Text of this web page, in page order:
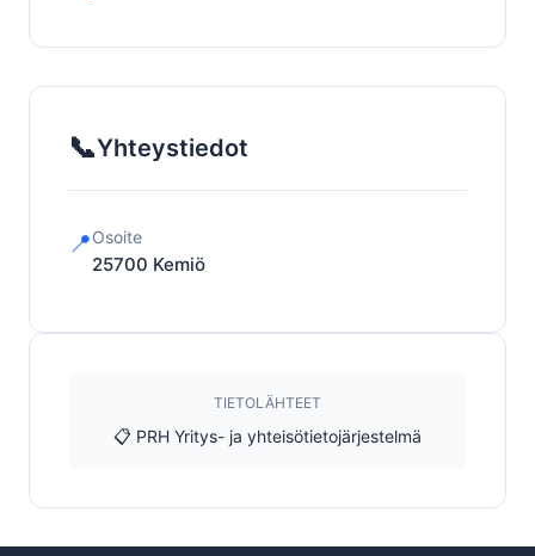
📞Yhteystiedot
📍Osoite
25700 Kemiö
TIETOLÄHTEET
📋 PRH Yritys- ja yhteisötietojärjestelmä